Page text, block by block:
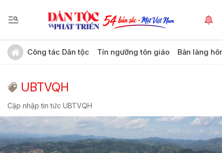
Công tác Dân tộc Tín ngưỡng tôn giáo Bản làng
UBTVQH
Cập nhập tin tức UBTVQH